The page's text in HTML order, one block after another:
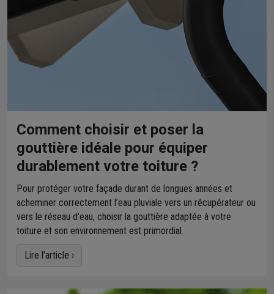
Comment choisir et poser la
gouttière idéale pour équiper
durablement votre toiture ?
Pour protéger votre façade durant de longues années et
acheminer correctement l’eau pluviale vers un récupérateur ou
vers le réseau d'eau, choisir la gouttière adaptée à votre
toiture et son environnement est primordial.
Lire l'article ›